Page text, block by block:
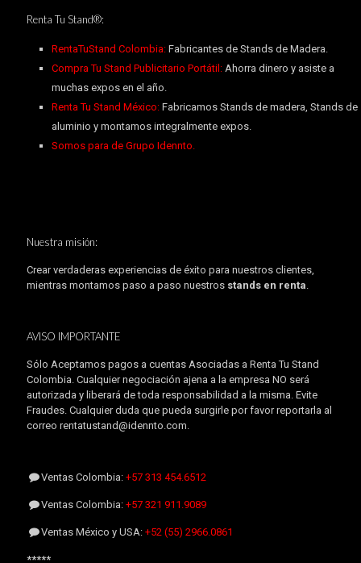
Renta Tu Stand®:
RentaTuStand Colombia: Fabricantes de Stands de Madera.
Compra Tu Stand Publicitario Portátil:Ahorra dinero y asiste a
muchas expos en el año.
Renta Tu Stand México:Fabricamos Stands de madera, Stands de
aluminio y montamos integralmente expos.
Somos para de Grupo Idennto.
Nuestra misión:
Crear verdaderas experiencias de éxito para nuestros clientes,
mientras montamos paso a paso nuestros stands en renta.
AVISO IMPORTANTE
Sólo Aceptamos pagos a cuentas Asociadas a Renta Tu Stand
Colombia. Cualquier negociación ajena a la empresa NO será
autorizada y liberará de toda responsabilidad a la misma. Evite
Fraudes. Cualquier duda que pueda surgirle por favor reportarla al
correo rentatustand@idennto.com.
Ventas Colombia:+57 313 454.6512
Ventas Colombia:+57 321 911.9089
Ventas México y USA:+52 (55) 2966.0861
*****